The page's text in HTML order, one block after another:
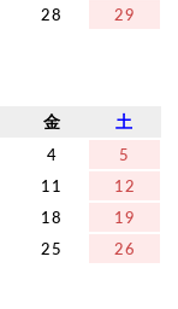
28
29
金 土
4
5
11
12
18
19
25
26